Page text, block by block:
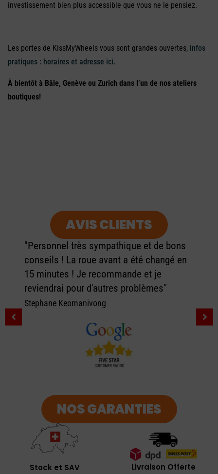
investissement bien plus accessible que vous ne le pensiez.
Les portes de KissMyWheels vous sont grandes ouvertes, infos
pratiques : horaires et adresse ici.
À bientôt à Bâle, Genève ou Zurich dans l’un de nos ateliers
boutiques!
AVIS CLIENTS
"Personnel très sympathique et de bons
conseils ! La roue avant a été changé en
15 minutes ! Je recommande et je
reviendrai pour d'autres problèmes"
Stephane Keomanivong
NOS GARANTIES
Stock et SAV
Livraison Offerte